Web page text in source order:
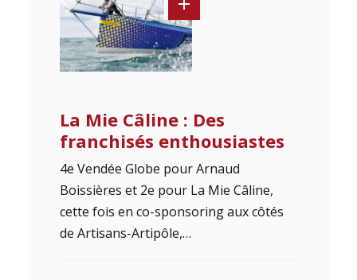
La Mie Câline : Des
franchisés enthousiastes
4e Vendée Globe pour Arnaud
Boissières et 2e pour La Mie Câline,
cette fois en co-sponsoring aux côtés
de Artisans-Artipôle,…